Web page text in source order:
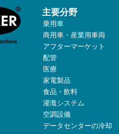
主要分野
乗用車
商用車・産業用車両
アフターマーケット
配管
医療
家電製品
食品・飲料
灌漑システム
空調設備
データセンターの冷却